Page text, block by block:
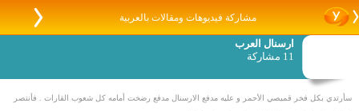
مشاركة فيديوهات ومقالات بالعربية
ارسنال العرب
11 مشاركة
سأرتدي بكل فخر قميصي الأحمر و عليه مدفع الارسنال مدفع رضخت أمامه كل شعوب القارات . فأنتصر